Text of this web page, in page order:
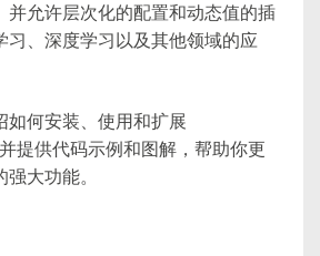
并允许层次化的配置和动态值的插
习、深度学习以及其他领域的应
如何安装、使用和扩展
并提供代码示例和图解，帮助你更
大功能。